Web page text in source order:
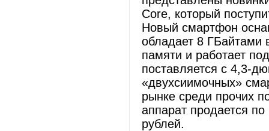
Core, который
Новый смартфон
обладает 8 ГБайтами
памяти и работает
поставляется с 4,3-
«двухсиимочных»
рынке среди прочих
аппарат продается
рублей.